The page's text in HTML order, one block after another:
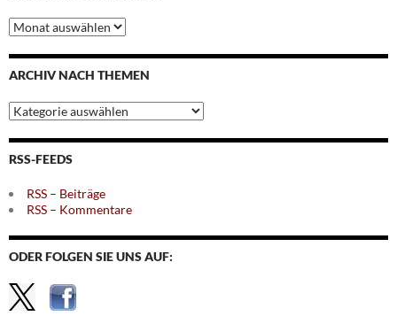
Archiv
nach
Monaten
ARCHIV NACH THEMEN
Archiv
nach
Themen
RSS-FEEDS
RSS – Beiträge
RSS – Kommentare
ODER FOLGEN SIE UNS AUF: